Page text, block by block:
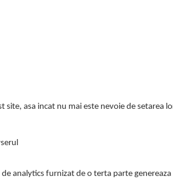
asa incat nu mai este nevoie de setarea
analytics furnizat de o terta parte